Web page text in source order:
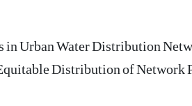
Urban Water Distribution
Distribution of Network